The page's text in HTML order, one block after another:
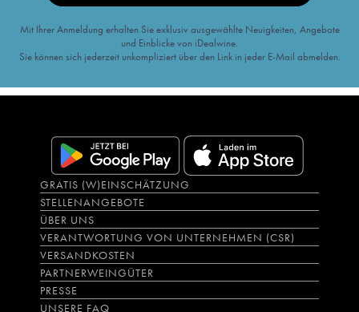
Mit Ihrer Anmeldung erhalten Sie exklusiv ausgewählte Neuigkeiten, Angebote
und Einblicke von iDealwine.
Sie können sich jederzeit unkompliziert über den Link in jeder E-Mail abmelden.
GRATIS (W)EINSCHÄTZUNG
STELLENANGEBOTE
ÜBER UNS
VERANTWORTUNG VON UNTERNEHMEN (CSR)
VERSANDKOSTEN
PARTNERWEINGÜTER
PRESSE
UNSERE FAQ